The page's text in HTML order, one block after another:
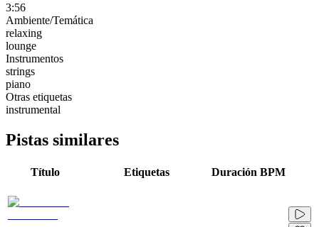
3:56
Ambiente/Temática
relaxing
lounge
Instrumentos
strings
piano
Otras etiquetas
instrumental
Pistas similares
Título Etiquetas Duración BPM